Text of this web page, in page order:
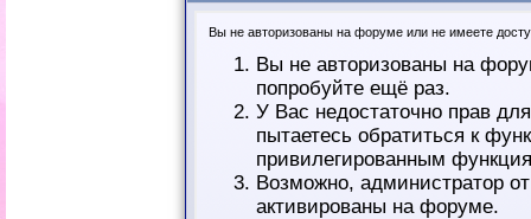
Вы не авторизованы на форуме или не имеете
Вы не авторизованы на
попробуйте ещё раз.
У Вас недостаточно прав
пытаетесь обратиться к
привилегированным
Возможно, администратор
активированы на форуме.